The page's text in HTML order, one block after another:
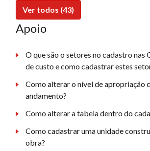
Ver todos (43)
Apoio
O que são o setores no cadastro nas
de custo e como cadastrar estes
Como alterar o nível de apropriação
andamento?
Como alterar a tabela dentro do
Como cadastrar uma unidade
obra?